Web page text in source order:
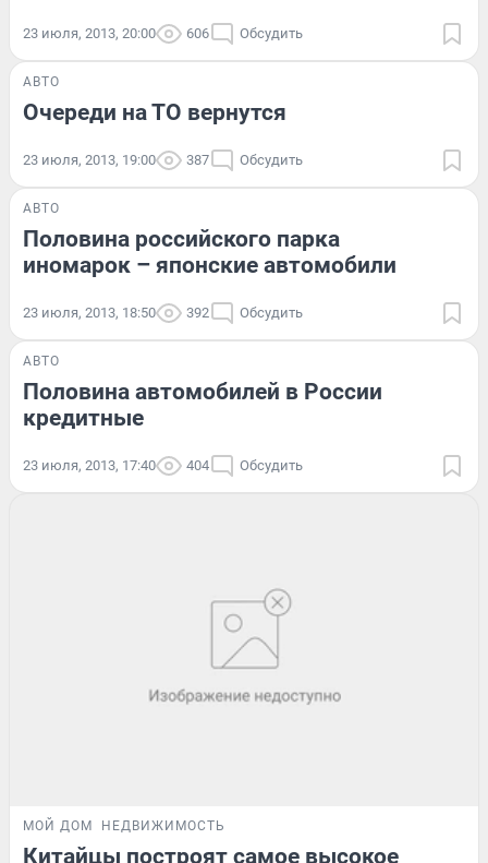
23 июля, 2013, 20:00 606 Обсудить
АВТО
Очереди на ТО вернутся
23 июля, 2013, 19:00 387 Обсудить
АВТО
Половина российского парка
иномарок – японские автомобили
23 июля, 2013, 18:50 392 Обсудить
АВТО
Половина автомобилей в России
кредитные
23 июля, 2013, 17:40 404 Обсудить
МОЙ ДОМ НЕДВИЖИМОСТЬ
Китайцы построят самое высокое